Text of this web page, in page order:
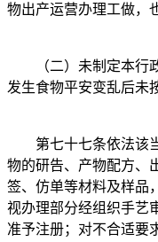
物出产运营办理工做，
（二）未制定本行政
发生食物平安变乱后未
第七十七条依法该当
物的研告、产物配方、
签、仿单等材料及样品
视办理部分经组织手艺
准予注册；对不合适要